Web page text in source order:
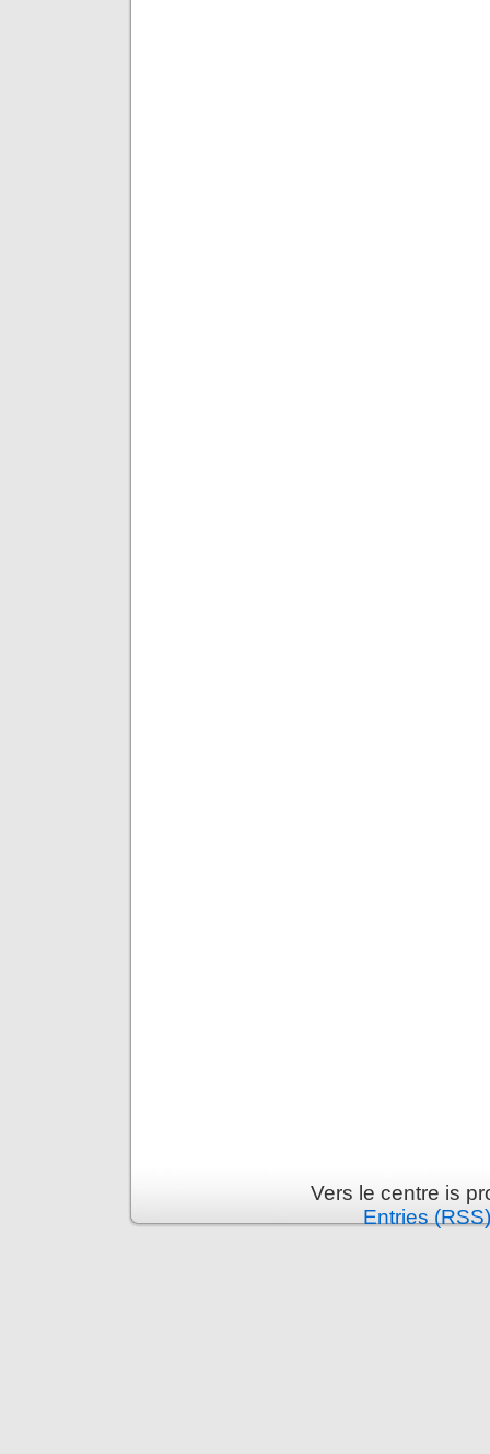
Vers le centre is
Entries (RSS)